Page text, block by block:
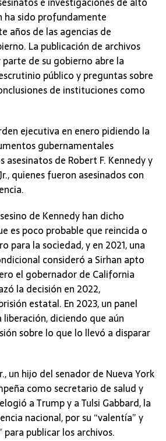
ha sido profundamente
años de las agencias de
La publicación de archivos
de su gobierno abre la
público y preguntas sobre
de instituciones como
ejecutiva en enero pidiendo la
gubernamentales
asesinatos de Robert F. Kennedy y
quienes fueron asesinados con
de Kennedy han dicho
es poco probable que reincida o
para la sociedad, y en 2021, una
consideró a Sirhan apto
el gobernador de California
la decisión en 2022,
estatal. En 2023, un panel
diciendo que aún
sobre lo que lo llevó a disparar
un hijo del senador de Nueva York
como secretario de salud y
a Trump y a Tulsi Gabbard, la
nacional, por su “valentía” y
para publicar los archivos.